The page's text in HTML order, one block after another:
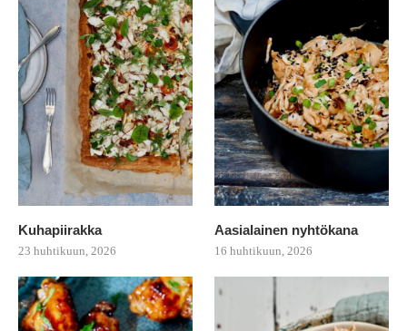
Kuhapiirakka
23 huhtikuun, 2026
Aasialainen nyhtökana
16 huhtikuun, 2026